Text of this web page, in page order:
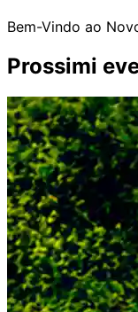
Bem-Vindo ao
Prossimi